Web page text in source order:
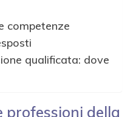
competenze
qualificata: dove
professioni della